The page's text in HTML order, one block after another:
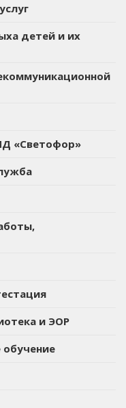
детей и их
«Светофор»
и ЭОР
обучение